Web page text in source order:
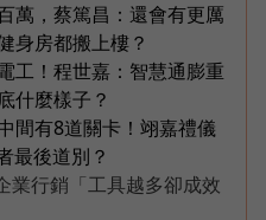
萬，蔡篤昌：還會有更厲
身房都搬上樓？
工！程世嘉：智慧通膨重
什麼樣子？
間有8道關卡！翊嘉禮儀
最後道別？
業行銷「工具越多卻成效